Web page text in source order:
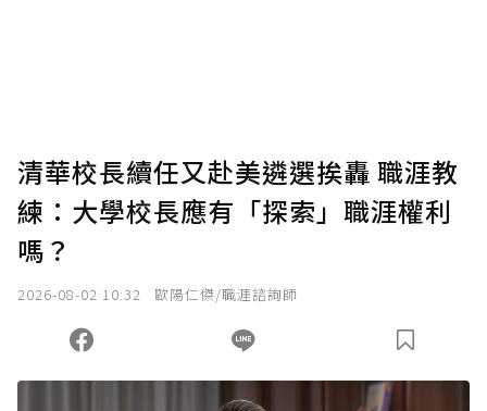
確認送出
您當前剩餘 U 利點數：0點；前往 購買點數
清華校長續任又赴美遴選挨轟 職涯教
練：大學校長應有「探索」職涯權利
嗎？
2026-08-02 10:32 歐陽仁傑/職涯諮詢師